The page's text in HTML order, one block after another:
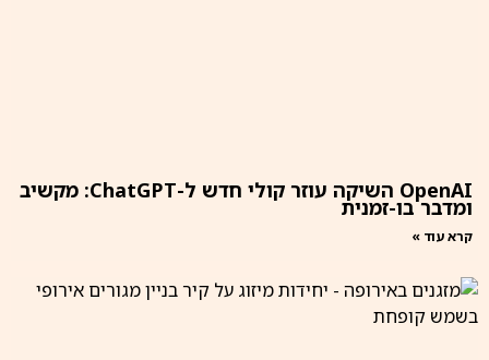
OpenAI השיקה עוזר קולי חדש ל-ChatGPT: מקשיב
ומדבר בו-זמנית
קרא עוד »